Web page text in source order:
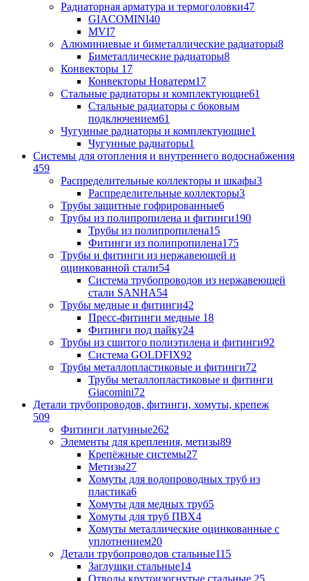
Радиаторная арматура и термоголовки47
GIACOMINI40
MVI7
Алюминиевые и биметаллические радиаторы8
Биметаллические радиаторы8
Конвекторы 17
Конвекторы Новатерм17
Стальные радиаторы и комплектующие61
Стальные радиаторы с боковым
подключением61
Чугунные радиаторы и комплектующие1
Чугунные радиаторы1
Системы для отопления и внутреннего водоснабжения
459
Распределительные коллекторы и шкафы3
Распределительные коллекторы3
Трубы защитные гофрированные6
Трубы из полипропилена и фитинги190
Трубы из полипропилена15
Фитинги из полипропилена175
Трубы и фитинги из нержавеющей и
оцинкованной стали54
Система трубопроводов из нержавеющей
стали SANHA54
Трубы медные и фитинги42
Пресс-фитинги медные 18
Фитинги под пайку24
Трубы из сшитого полиэтилена и фитинги92
Система GOLDFIX92
Трубы металлопластиковые и фитинги72
Трубы металлопластиковые и фитинги
Giacomini72
Детали трубопроводов, фитинги, хомуты, крепеж
509
Фитинги латунные262
Элементы для крепления, метизы89
Крепёжные системы27
Метизы27
Хомуты для водопроводных труб из
пластика6
Хомуты для медных труб5
Хомуты для труб ПВХ4
Хомуты металлические оцинкованные с
уплотнением20
Детали трубопроводов стальные115
Заглушки стальные14